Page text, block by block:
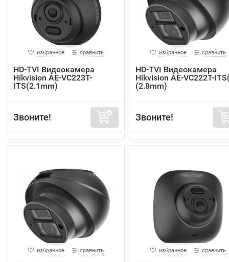
избранное сравнить
HD-TVI Видеокамера
Hikvision AE-VC223T-
ITS(2.1mm)
Звоните!
избранное сравнить
HD-TVI Видеокамера
Hikvision AE-VC222T-
(2.8mm)
Звоните!
избранное сравнить избранное сравнить